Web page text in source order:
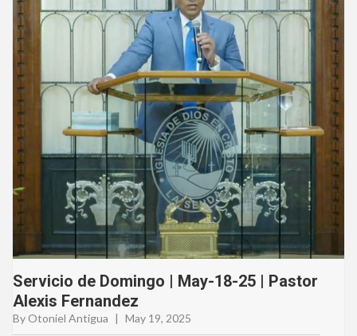
Servicio de Domingo | May-18-25 | Pastor
Alexis Fernandez
By Otoniel Antigua | May 19, 2025